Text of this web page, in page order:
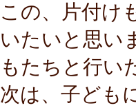
この、片付け
いたいと思い
もたちと行い
次は、子ども